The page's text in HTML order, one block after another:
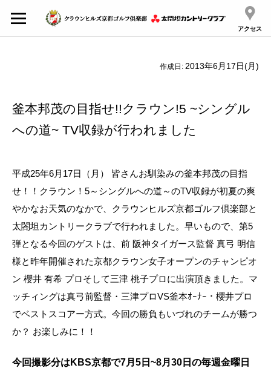
アクセス
作成日: 2013年6月17日(月)
釜本邦茂の目指せ!!クラウン!5 ~シングル
への道~ TV収録が行われました
平成25年6月17日（月） 皆さんお馴染みの釜本邦茂の目指
せ！！クラウン！5～シングルへの道～のTV収録が初夏の爽
やかなお天気のなかで、クラウンヒルズ京都ゴルフ倶楽部と
太閤坦カントリークラブで行われました。早いもので、第5
弾となる今回のゲストは、前 阪神タイガース監督 真弓 明信
様と昨年開催された京都クラウン女子オープンのチャンピオ
ン 櫻井 有希 プロそして三津 桃子プロに出演頂きました。マ
ッチィングは真弓前監督・三津プロVS釜本ｵｰﾅｰ・櫻井プロ
でベストスコアー方式。今回の勝負もいづれのチームが勝つ
か？ お楽しみに！！
今回撮影分はKBS京都で7月5日~8月30日の毎週金曜日